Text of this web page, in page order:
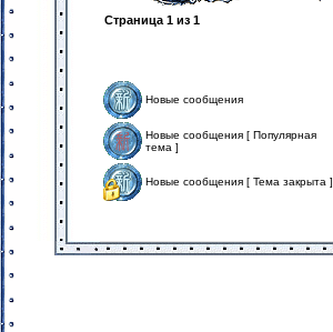
Страница 1 из 1
Новые сообщения
Новые сообщения [ Популярная
тема ]
Новые сообщения [ Тема закрыта ]